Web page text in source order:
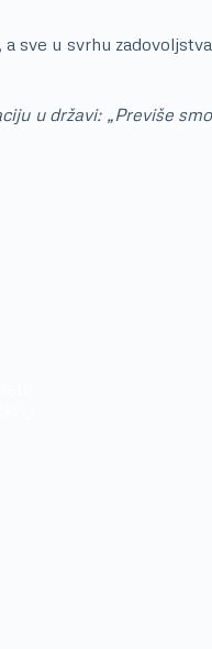
sve u svrhu zadovoljstva
u državi: „Previše smo